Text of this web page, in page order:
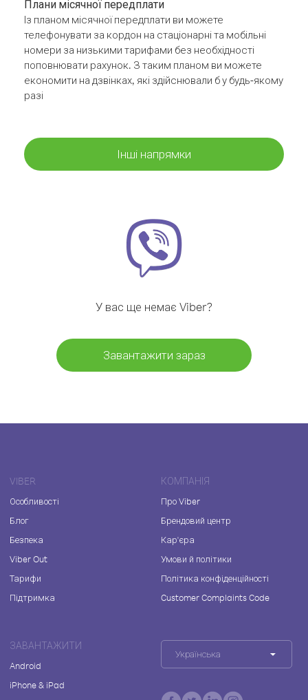
Плани місячної передплати
Із планом місячної передплати ви можете
телефонувати за кордон на стаціонарні та мобільні
номери за низькими тарифами без необхідності
поповнювати рахунок. З таким планом ви можете
економити на дзвінках, які здійснювали б у будь-якому
разі
Інші напрямки
У вас ще немає Viber?
Завантажити зараз
VIBER
Особливості
Блог
Безпека
Viber Out
Тарифи
Підтримка
КОМПАНІЯ
Про Viber
Брендовий центр
Кар'єра
Умови й політики
Політика конфіденційності
Customer Complaints Code
ЗАВАНТАЖИТИ
Android
iPhone & iPad
Українська